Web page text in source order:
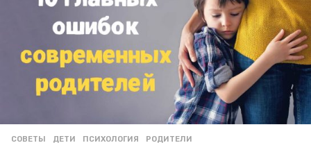
СОВЕТЫ ДЕТИ ,ПСИХОЛОГИЯ ,РОДИТЕЛИ